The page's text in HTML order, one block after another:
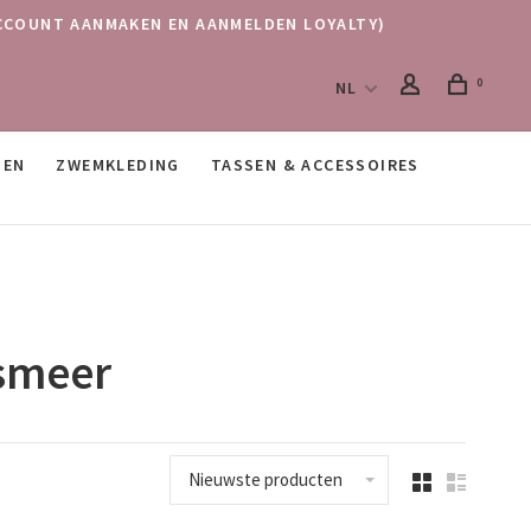
AANMAKEN EN AANMELDEN LOYALTY)
NL 0
ZWEMKLEDING
TASSEN & ACCESSOIRES
Nieuwste producten